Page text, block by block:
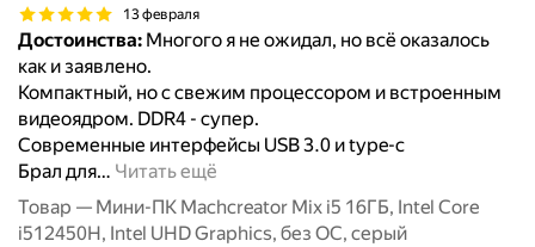
13 февраля
Достоинства: Многого я не ожидал, но всё оказалось
как и заявлено.
Компактный, но с свежим процессором и встроенным
видеоядром. DDR4 - супер.
Современные интерфейсы USB 3.0 и type-c
Брал для… Читать ещё
Товар — Мини-ПК Machcreator Mix i5 16ГБ, Intel Core
i512450H, Intel UHD Graphics, без ОС, серый